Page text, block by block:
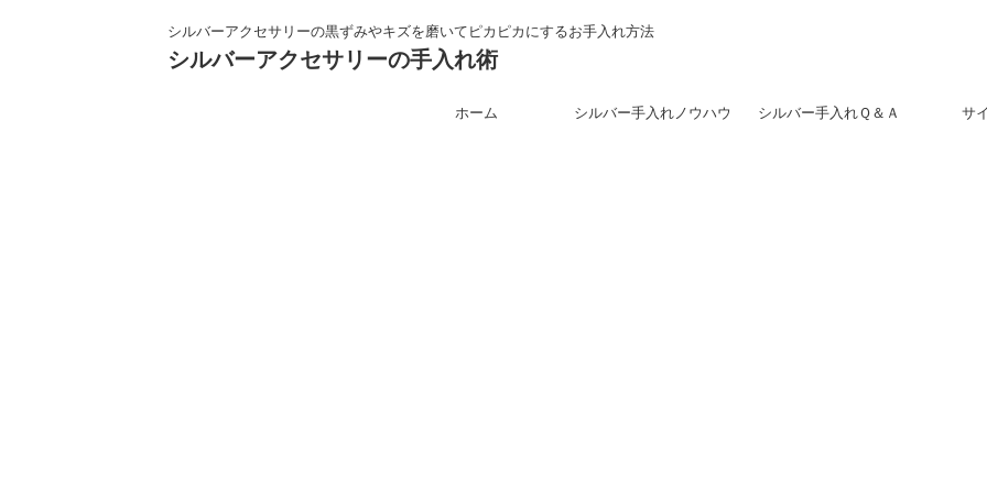
シルバーアクセサリーの黒ずみやキズを磨いてピカピカにするお手入れ方法
シルバーアクセサリーの手入れ術
ホーム シルバー手入れノウハウ シルバー手入れＱ＆Ａ サ